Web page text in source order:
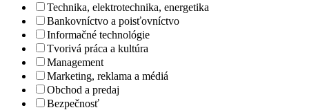
Technika, elektrotechnika, energetika
Bankovníctvo a poisťovníctvo
Informačné technológie
Tvorivá práca a kultúra
Management
Marketing, reklama a médiá
Obchod a predaj
Bezpečnosť